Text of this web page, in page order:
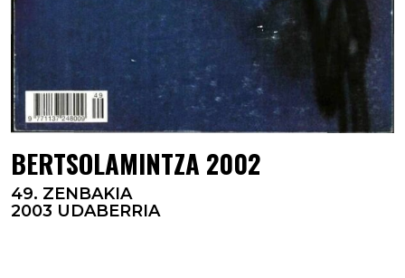
BERTSOLAMINTZA 2002
49. ZENBAKIA
2003 UDABERRIA